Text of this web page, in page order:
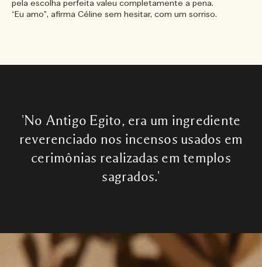
pela escolha perfeita valeu completamente a pena.
“Eu amo”, afirma Céline sem hesitar, com um sorriso.
'No Antigo Egito, era um ingrediente
reverenciado nos incensos usados em
cerimônias realizadas em templos
sagrados.'